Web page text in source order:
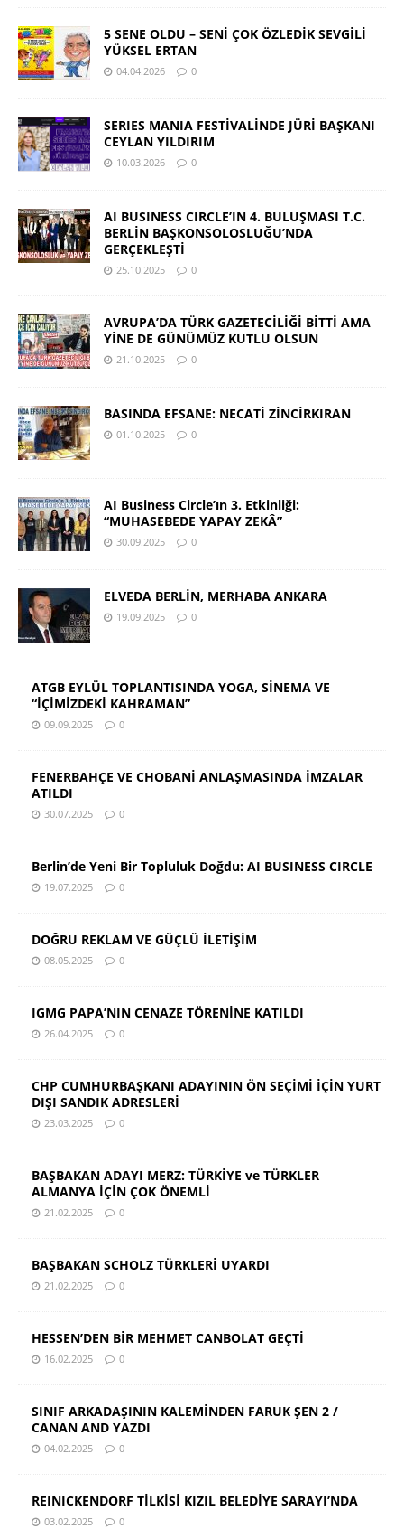
5 SENE OLDU – SENİ ÇOK ÖZLEDİK SEVGİLİ
YÜKSEL ERTAN
04.04.2026 0
SERIES MANIA FESTİVALİNDE JÜRİ BAŞKANI
CEYLAN YILDIRIM
10.03.2026 0
AI BUSINESS CIRCLE’IN 4. BULUŞMASI T.C.
BERLİN BAŞKONSOLOSLUĞU’NDA
GERÇEKLEŞTİ
25.10.2025 0
AVRUPA’DA TÜRK GAZETECİLİĞİ BİTTİ AMA
YİNE DE GÜNÜMÜZ KUTLU OLSUN
21.10.2025 0
BASINDA EFSANE: NECATİ ZİNCİRKIRAN
01.10.2025 0
AI Business Circle’ın 3. Etkinliği:
“MUHASEBEDE YAPAY ZEKÂ”
30.09.2025 0
ELVEDA BERLİN, MERHABA ANKARA
19.09.2025 0
ATGB EYLÜL TOPLANTISINDA YOGA, SİNEMA VE
“İÇİMİZDEKİ KAHRAMAN”
09.09.2025 0
FENERBAHÇE VE CHOBANİ ANLAŞMASINDA İMZALAR
ATILDI
30.07.2025 0
Berlin’de Yeni Bir Topluluk Doğdu: AI BUSINESS CIRCLE
19.07.2025 0
DOĞRU REKLAM VE GÜÇLÜ İLETİŞİM
08.05.2025 0
IGMG PAPA’NIN CENAZE TÖRENİNE KATILDI
26.04.2025 0
CHP CUMHURBAŞKANI ADAYININ ÖN SEÇİMİ İÇİN YURT
DIŞI SANDIK ADRESLERİ
23.03.2025 0
BAŞBAKAN ADAYI MERZ: TÜRKİYE ve TÜRKLER
ALMANYA İÇİN ÇOK ÖNEMLİ
21.02.2025 0
BAŞBAKAN SCHOLZ TÜRKLERİ UYARDI
21.02.2025 0
HESSEN’DEN BİR MEHMET CANBOLAT GEÇTİ
16.02.2025 0
SINIF ARKADAŞININ KALEMİNDEN FARUK ŞEN 2 /
CANAN AND YAZDI
04.02.2025 0
REINICKENDORF TİLKİSİ KIZIL BELEDİYE SARAYI’NDA
03.02.2025 0